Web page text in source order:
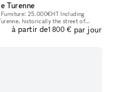
Turenne
Furniture: 25.000€HT Including
historically the street of
an emblematic and essen
à partir de1 800 € par jour